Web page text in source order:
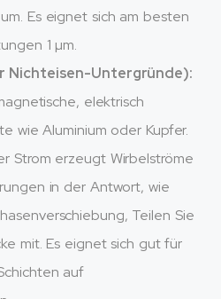
Es eignet sich am besten
1 µm.
Nichteisen-Untergründe):
elektrisch
wie Aluminium oder Kupfer.
Strom erzeugt Wirbelströme
in der Antwort, wie
Teilen Sie
mit. Es eignet sich gut für
auf